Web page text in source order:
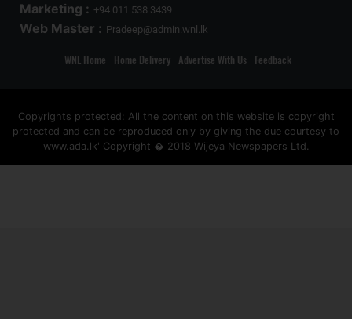
Marketing : +94 011 538 3439
Web Master : Pradeep@admin.wnl.lk
WNL Home Home Delivery Advertise With Us Feedback
Copyrights protected: All the content on this website is copyright
protected and can be reproduced only by giving the due courtesy to
www.ada.lk' Copyright � 2018 Wijeya Newspapers Ltd.